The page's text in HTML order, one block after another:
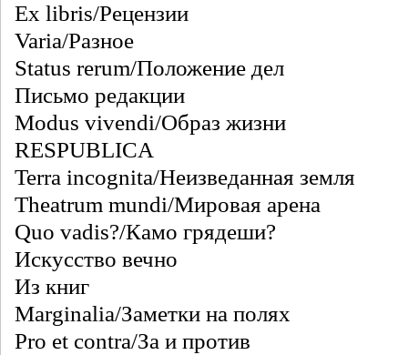
Ex libris/Рецензии
Varia/Разное
Status rerum/Положение дел
Письмо редакции
Modus vivendi/Образ жизни
RESPUBLICA
Terra incognita/Неизведанная земля
Theatrum mundi/Мировая арена
Quo vadis?/Камо грядеши?
Искусство вечно
Из книг
Marginalia/Заметки на полях
Pro et contra/За и против